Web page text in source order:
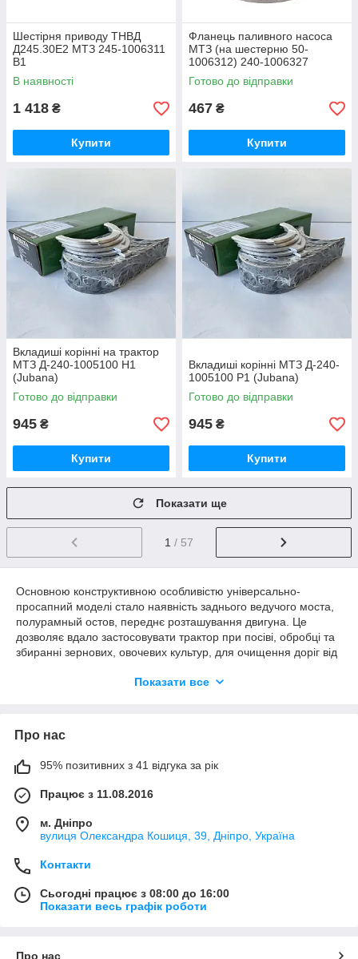
Шестірня приводу ТНВД
Д245.30Е2 МТЗ 245-1006311
В1
В наявності
1 418 ₴
Купити
Фланець паливного насоса
МТЗ (на шестерню 50-
1006312) 240-1006327
Готово до відправки
467 ₴
Купити
Вкладиші корінні на трактор
МТЗ Д-240-1005100 Н1
(Jubana)
Готово до відправки
945 ₴
Купити
Вкладиші корінні МТЗ Д-240-
1005100 Р1 (Jubana)
Готово до відправки
945 ₴
Купити
Показати ще
1 / 57
Основною конструктивною особливістю універсально-
просапний моделі стало наявність заднього ведучого моста,
полурамный остов, переднє розташування двигуна. Це
дозволяє вдало застосовувати трактор при посіві, обробці та
збиранні зернових, овочевих культур, для очищення доріг від
навісного обладнання, що істотно розширює спектр
відбиток, тому деталі і вузли рано чи пізно виходять з ладу.
Показати все
Про нас
95% позитивних з 41 відгука за рік
Працює з 11.08.2016
м. Дніпро
вулиця Олександра Кошиця, 39, Дніпро, Україна
Контакти
Сьогодні працює з 08:00 до 16:00
Показати весь графік роботи
Про нас